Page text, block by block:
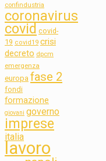
confindustria
coronavirus
covid covid-
19 covid19 crisi
decreto dpcm
emergenza
europa fase 2
fondi
formazione
giovani governo
imprese
italia
lavoro